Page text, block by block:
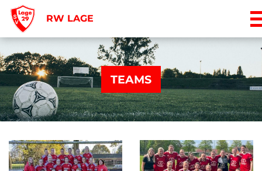
RW LAGE
TEAMS